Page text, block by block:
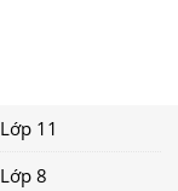
Lớp 11
Lớp 8